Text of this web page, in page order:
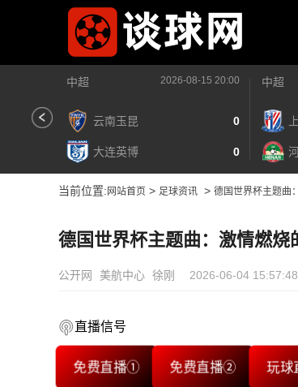
中超 2026-08-15 20:00
云南玉昆 0
大连英博 0
中超
当前位置: 网站首页 > 足球资讯 > 德国世界杯主题曲
德国世界杯主题曲：激情燃
公开网 美航中心 徐刚 2026-06-04 15:57:48
直播信号
免费直播① 免费直播② 玩球